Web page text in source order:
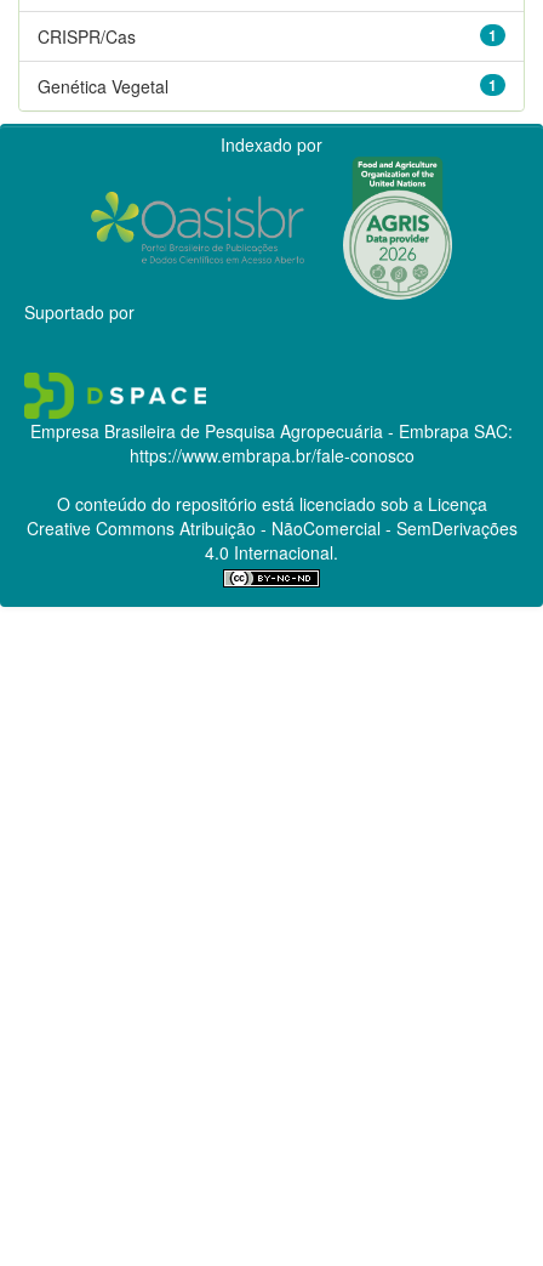
1
CRISPR/Cas
1
Genética Vegetal
Indexado por
Suportado por
Empresa Brasileira de Pesquisa Agropecuária - Embrapa SAC:
https://www.embrapa.br/fale-conosco
O conteúdo do repositório está licenciado sob a Licença
Creative CommonsAtribuição - NãoComercial - SemDerivações
4.0 Internacional.